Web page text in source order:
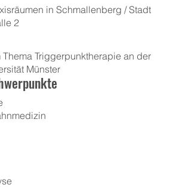
in Schmallenberg / Stadt
2
Thema Triggerpunktherapie an der
Münster